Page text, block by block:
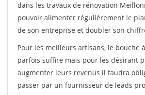
dans les travaux de rénovation
pouvoir alimenter régulièrement le
de son entreprise et doubler son
Pour les meilleurs artisans, le bouche
parfois suffire mais pour les désirant
augmenter leurs revenus il faudra
passer par un fournisseur de leads